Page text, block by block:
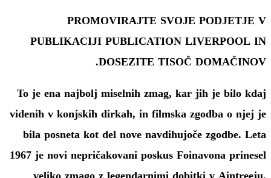
PROMOVIRAJTE SVOJE PODJETJE V
PUBLIKACIJI PUBLICATION LIVERPOOL IN
DOSEZITE TISOČ DOMAČINOV.
To je ena najbolj miselnih zmag, kar jih je bilo kdaj
videnih v konjskih dirkah, in filmska zgodba o njej je
bila posneta kot del nove navdihujoče zgodbe. Leta
1967 je novi nepričakovani poskus Foinavona prinesel